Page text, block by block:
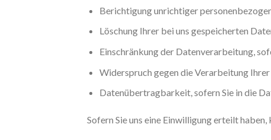
Berichtigung unrichtiger
Löschung Ihrer bei uns gespeicherten
Einschränkung der Datenverarbeitung,
Widerspruch gegen die Verarbeitung Ihrer
Datenübertragbarkeit, sofern Sie in die
Sofern Sie uns eine Einwilligung erteilt